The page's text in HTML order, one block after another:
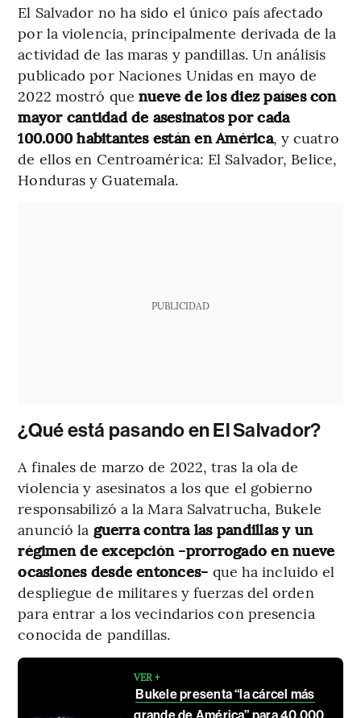
El Salvador no ha sido el único país afectado
por la violencia, principalmente derivada de la
actividad de las maras y pandillas. Un análisis
publicado por Naciones Unidas en mayo de
2022 mostró que nueve de los diez países con
mayor cantidad de asesinatos por cada
100.000 habitantes están en América, y cuatro
de ellos en Centroamérica: El Salvador, Belice,
Honduras y Guatemala.
PUBLICIDAD
¿Qué está pasando en El Salvador?
A finales de marzo de 2022, tras la ola de
violencia y asesinatos a los que el gobierno
responsabilizó a la Mara Salvatrucha, Bukele
anunció la guerra contra las pandillas y un
régimen de excepción -prorrogado en nueve
ocasiones desde entonces- que ha incluido el
despliegue de militares y fuerzas del orden
para entrar a los vecindarios con presencia
conocida de pandillas.
VER +
Bukele presenta “la cárcel más